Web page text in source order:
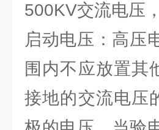
500KV交流电压
启动电压：高压
围内不应放置其
接地的交流电压